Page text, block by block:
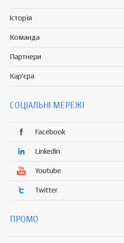
Історія
Команда
Партнери
Кар'єра
СОЦІАЛЬНІ МЕРЕЖІ
Facebook
Linkedin
Youtube
Twitter
ПРОМО